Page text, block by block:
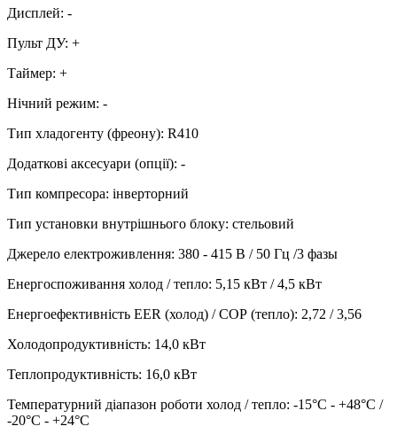
Дисплей: -
Пульт ДУ: +
Таймер: +
Нічний режим: -
Тип хладогенту (фреону): R410
Додаткові аксесуари (опції): -
Тип компресора: інверторний
Тип установки внутрішнього блоку: стельовий
Джерело електроживлення: 380 - 415 В / 50 Гц /3 фазы
Енергоспоживання холод / тепло: 5,15 кВт / 4,5 кВт
Енергоефективність EER (холод) / СОР (тепло): 2,72 / 3,56
Холодопродуктивність: 14,0 кВт
Теплопродуктивність: 16,0 кВт
Температурний діапазон роботи холод / тепло: -15°С - +48°С /
-20°С - +24°С